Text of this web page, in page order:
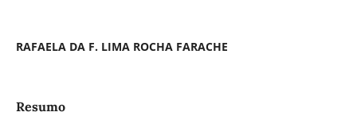
RAFAELA DA F. LIMA ROCHA FARACHE
Resumo